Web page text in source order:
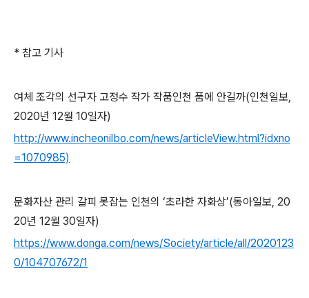
* 참고 기사
여체 조각의 선구자 고정수 작가 작품인천 품에 안길까(인천일보,
2020년 12월 10일자)
http://www.incheonilbo.com/news/articleView.html?idxno
=1070985)
문화자산 관리 갈피 못잡는 인천의 ‘초라한 자화상’(동아일보, 20
20년 12월 30일자)
https://www.donga.com/news/Society/article/all/2020123
0/104707672/1